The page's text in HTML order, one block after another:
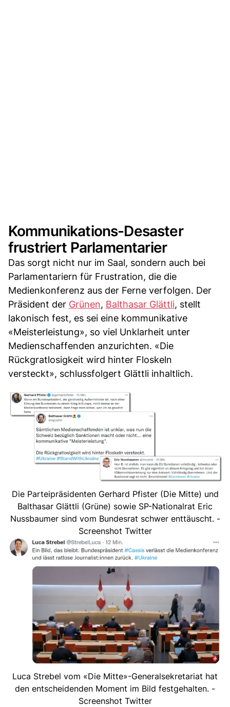
Kommunikations-Desaster
frustriert Parlamentarier
Das sorgt nicht nur im Saal, sondern auch bei
Parlamentariern für Frustration, die die
Medienkonferenz aus der Ferne verfolgen. Der
Präsident der Grünen, Balthasar Glättli, stellt
lakonisch fest, es sei eine kommunikative
«Meisterleistung», so viel Unklarheit unter
Medienschaffenden anzurichten. «Die
Rückgratlosigkeit wird hinter Floskeln
versteckt», schlussfolgert Glättli inhaltlich.
Die Parteipräsidenten Gerhard Pfister (Die Mitte) und
Balthasar Glättli (Grüne) sowie SP-Nationalrat Eric
Nussbaumer sind vom Bundesrat schwer enttäuscht. -
Screenshot Twitter
Luca Strebel vom «Die Mitte»-Generalsekretariat hat
den entscheidenden Moment im Bild festgehalten. -
Screenshot Twitter